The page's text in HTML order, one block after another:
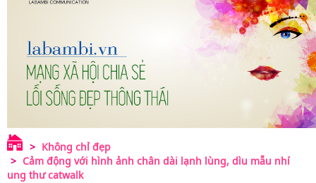
Không chỉ đẹp
Cảm động với hình ảnh chân dài lạnh lùng, dìu mẫu nhí
ung thư catwalk